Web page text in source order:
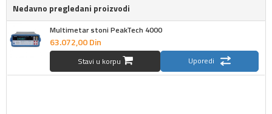
Nedavno pregledani proizvodi
Multimetar stoni PeakTech 4000
63.072,00Din
Stavi u korpu Uporedi